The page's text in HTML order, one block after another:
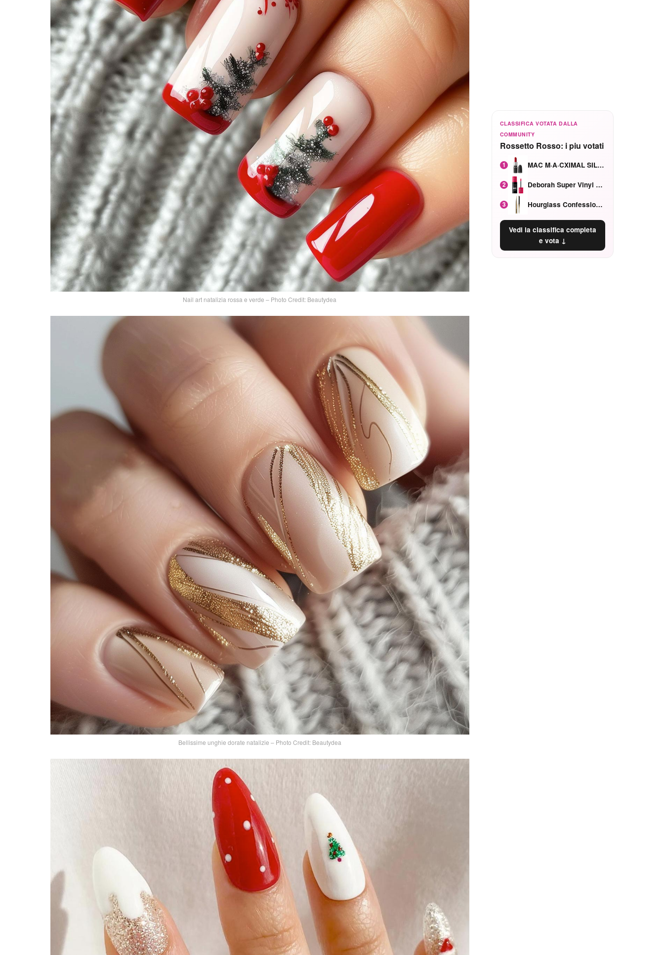
Nail art natalizia rossa e verde – Photo Credit: Beautydea
Bellissime unghie dorate natalizie – Photo Credit: Beautydea
CLASSIFICA VOTATA DALLA
COMMUNITY
Rossetto Rosso: i piu votati
1 MAC M·A·CXIMAL SILKY MATTE Red Rock mat
2 Deborah Super Vinyl Shake Rosa Ciliegia
3 Hourglass Confession Ricaricabile Ultra Preciso Ad Alta Intensità Secretly Classic Red
Vedi la classifica completa
e vota ↓